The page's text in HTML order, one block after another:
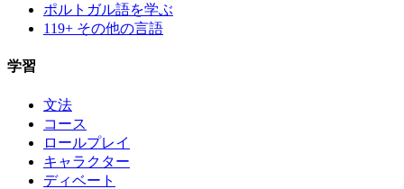
ポルトガル語を学ぶ
119+ その他の言語
学習
文法
コース
ロールプレイ
キャラクター
ディベート